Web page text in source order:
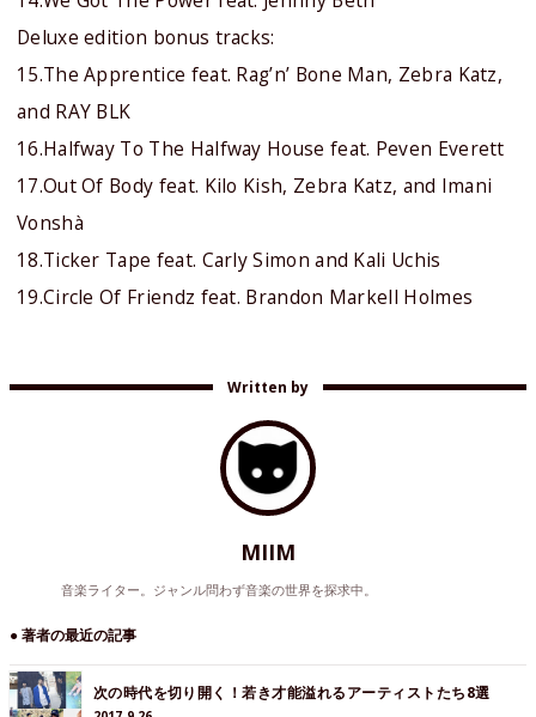
Deluxe edition bonus tracks:
15.The Apprentice feat. Rag’n’ Bone Man, Zebra Katz,
and RAY BLK
16.Halfway To The Halfway House feat. Peven Everett
17.Out Of Body feat. Kilo Kish, Zebra Katz, and Imani
Vonshà
18.Ticker Tape feat. Carly Simon and Kali Uchis
19.Circle Of Friendz feat. Brandon Markell Holmes
Written by
MIIM
音楽ライター。ジャンル問わず音楽の世界を探求中。
● 著者の最近の記事
次の時代を切り開く！若き才能溢れるアーティストたち8選